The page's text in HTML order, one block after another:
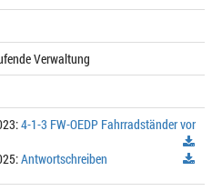
Verwaltung
4-1-3 FW-OEDP Fahrradständer vor
Antwortschreiben